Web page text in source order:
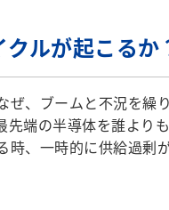
ルが起こるか
ぜ、ブームと不況を
先端の半導体を誰より
時、一時的に供給過剰